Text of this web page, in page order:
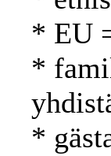
* EU
*
*